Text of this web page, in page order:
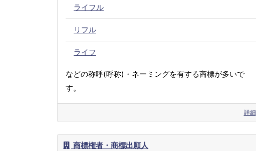
ライフル
リフル
ライフ
などの称呼(呼称)・ネーミングを有する商標が多いで
す。
詳細
商標権者・商標出願人